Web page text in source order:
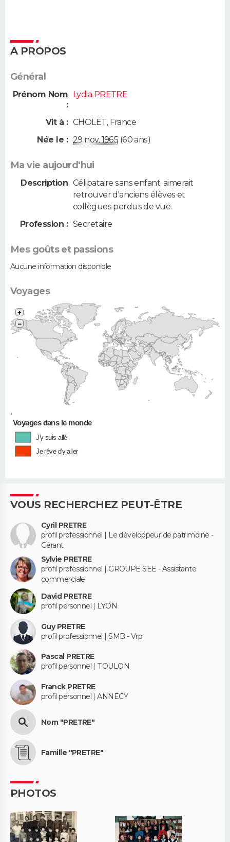
A PROPOS
Général
Prénom Nom
:
Lydia PRETRE
Vit à : CHOLET, France
Née le : 29 nov. 1965 (60 ans)
Ma vie aujourd'hui
Description Célibataire sans enfant, aimerait
retrouver d'anciens élèves et
collègues perdus de vue.
Profession : Secretaire
Mes goûts et passions
Aucune information disponible
Voyages
•
+
−
Voyages dans le monde
J'y suis allé
Je rêve d'y aller
VOUS RECHERCHEZ PEUT-ÊTRE
Cyril PRETRE
profil professionnel | Le développeur de patrimoine -
Gérant
Sylvie PRETRE
profil professionnel | GROUPE SEE - Assistante
commerciale
David PRETRE
profil personnel | LYON
Guy PRETRE
profil professionnel | SMB - Vrp
Pascal PRETRE
profil personnel | TOULON
Franck PRETRE
profil personnel | ANNECY
Nom "PRETRE"
Famille "PRETRE"
PHOTOS